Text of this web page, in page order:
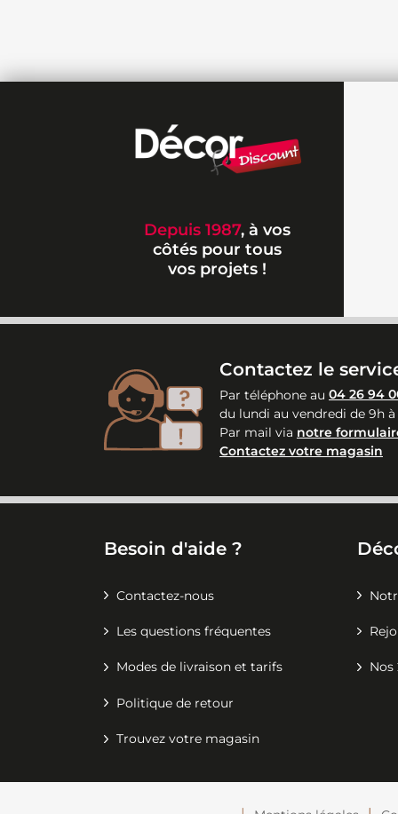
Depuis 1987, à vos
côtés pour tous
vos projets !
Contactez le
Par téléphone au 04 26 94
du lundi au vendredi de 9h à
Par mail via notre
Contactez votre magasin
Besoin d'aide ?
Contactez-nous
Les questions fréquentes
Modes de livraison et tarifs
Politique de retour
Trouvez votre magasin
Nos